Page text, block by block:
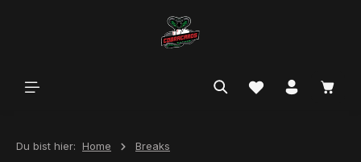
Du bist hier: Home Breaks